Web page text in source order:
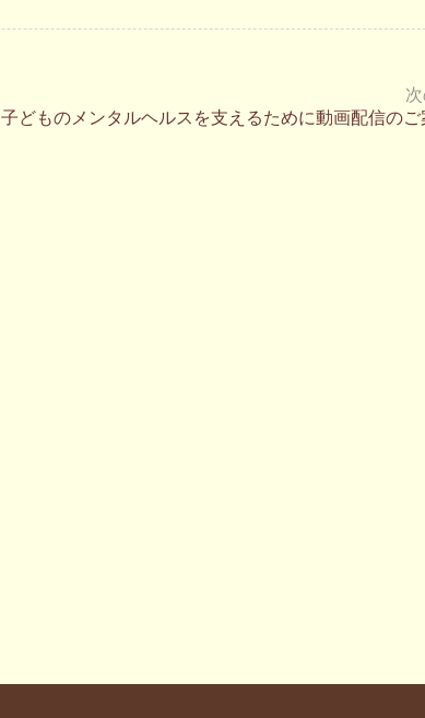
子どものメンタルヘルスを支えるために動画配信のご